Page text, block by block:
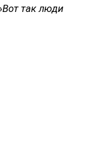
Вот так люди